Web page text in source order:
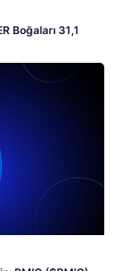
Boğaları 31,1